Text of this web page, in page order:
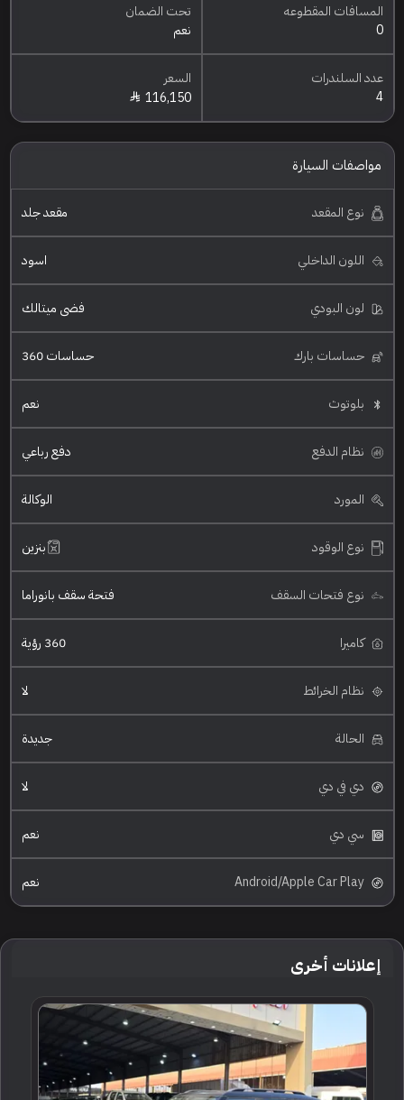
المسافات المقطوعه
0
تحت الضمان
نعم
عدد السلندرات
4
السعر
116,150
مواصفات السيارة
نوع المقعد مقعد جلد
اللون الداخلي اسود
لون البودي فضي ميتالك
حساسات بارك حساسات 360
بلوتوث نعم
نظام الدفع دفع رباعي
المورد الوكالة
نوع الوقود بنزين
نوع فتحات السقف فتحة سقف بانوراما
كاميرا 360 رؤية
نظام الخرائط لا
الحالة جديدة
دي في دي لا
سي دي نعم
Android/Apple Car Play نعم
إعلانات أخرى